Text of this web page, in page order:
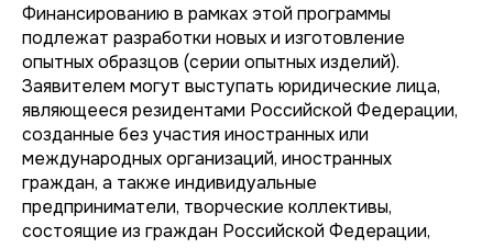
Финансированию в рамках этой программы
подлежат разработки новых и изготовление
опытных образцов (серии опытных изделий).
Заявителем могут выступать юридические лица,
являющееся резидентами Российской Федерации,
созданные без участия иностранных или
международных организаций, иностранных
граждан, а также индивидуальные
предприниматели, творческие коллективы,
состоящие из граждан Российской Федерации,